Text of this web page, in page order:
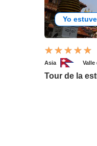
Yo
Asia Valle
Tour de la